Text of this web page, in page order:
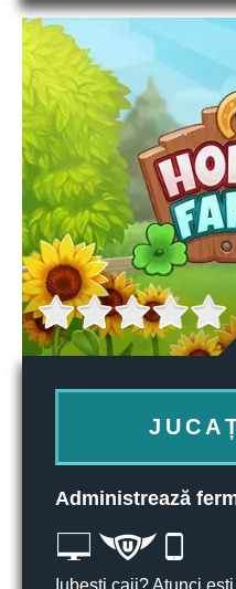
Administrează
Iubești caii? Atunci